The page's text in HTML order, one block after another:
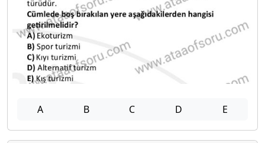
A B C D E